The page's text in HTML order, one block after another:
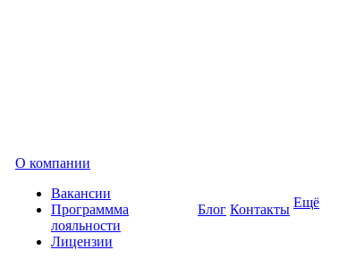
О компании
Вакансии
Программма
лояльности
Лицензии
Блог Контакты Ещё